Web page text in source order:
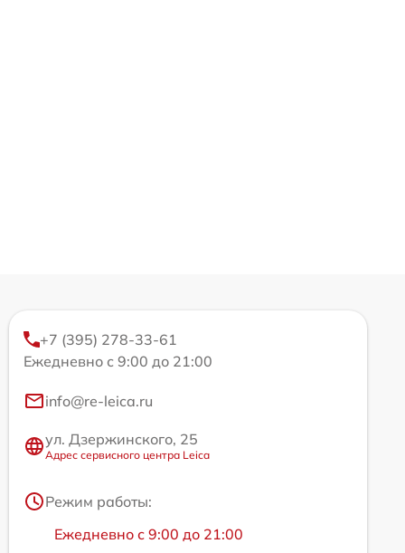
+7 (395) 278-33-61
Ежедневно с 9:00 до 21:00
info@re-leica.ru
ул. Дзержинского, 25
Адрес сервисного центра Leica
Режим работы:
Ежедневно с 9:00 до 21:00